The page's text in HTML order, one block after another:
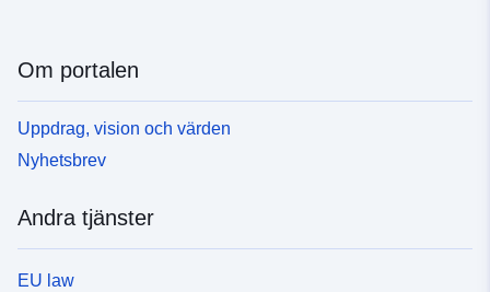
Om portalen
Uppdrag, vision och värden
Nyhetsbrev
Andra tjänster
EU law